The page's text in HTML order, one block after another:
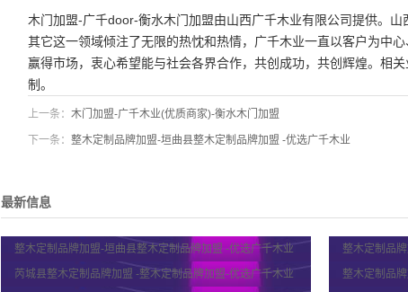
木门加盟-广千door-衡水木门加盟由山西广千木业有限公司提供。
其它这一领域倾注了无限的热忱和热情，广千木业一直以客户为中
赢得市场，衷心希望能与社会各界合作，共创成功，共创辉煌。相关
制。
上一条： 木门加盟-广千木业(优质商家)-衡水木门加盟
下一条： 整木定制品牌加盟-垣曲县整木定制品牌加盟 -优选广千木业
最新信息
整木定制品牌加盟-垣曲县整木定制品牌加盟 -优选广千木业
整木定制品
芮城县整木定制品牌加盟 -整木定制品牌加盟-优选广千木业
整木定制品